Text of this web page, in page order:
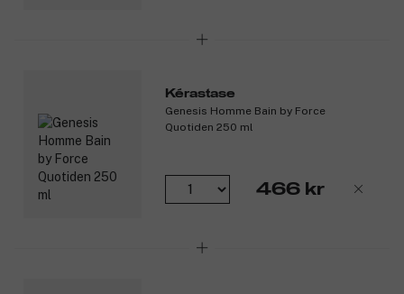
Kérastase
Genesis Homme Bain by Force
Quotiden 250 ml
466 kr